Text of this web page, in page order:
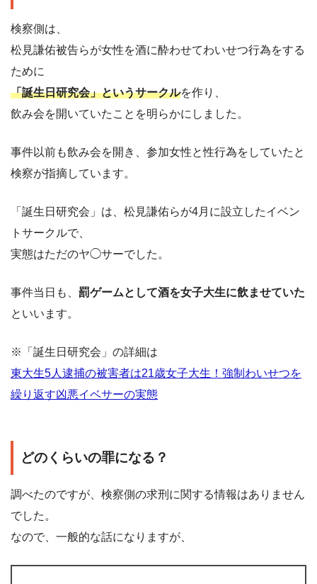
検察側は、
松見謙佑被告らが女性を酒に酔わせてわいせつ行為をする
ために
「誕生日研究会」というサークルを作り、
飲み会を開いていたことを明らかにしました。
事件以前も飲み会を開き、参加女性と性行為をしていたと
検察が指摘しています。
「誕生日研究会」は、松見謙佑らが4月に設立したイベン
トサークルで、
実態はただのヤ◯サーでした。
事件当日も、 罰ゲームとして酒を女子大生に飲ませていた
といいます。
※「誕生日研究会」の詳細は
東大生5人逮捕の被害者は21歳女子大生！強制わいせつを
繰り返す凶悪イベサーの実態
どのくらいの罪になる？
調べたのですが、検察側の求刑に関する情報はありません
でした。
なので、一般的な話になりますが、